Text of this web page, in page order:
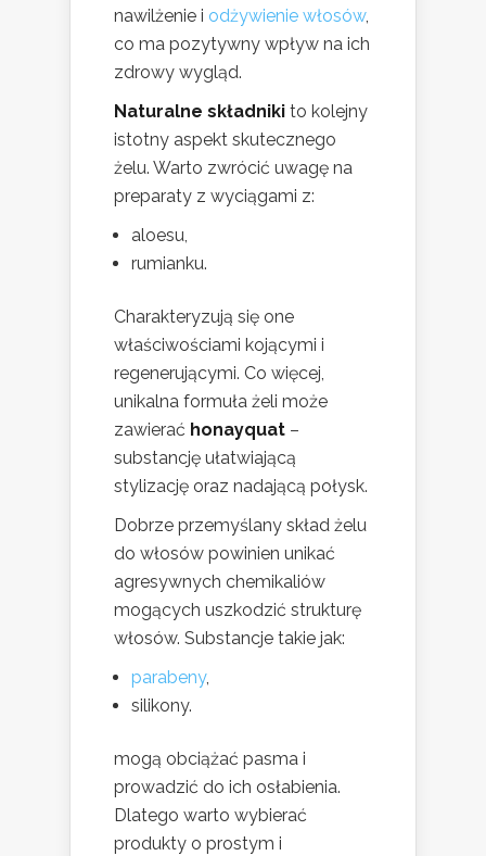
nawilżenie i odżywienie włosów,
co ma pozytywny wpływ na ich
zdrowy wygląd.
Naturalne składniki to kolejny
istotny aspekt skutecznego
żelu. Warto zwrócić uwagę na
preparaty z wyciągami z:
aloesu,
rumianku.
Charakteryzują się one
właściwościami kojącymi i
regenerującymi. Co więcej,
unikalna formuła żeli może
zawierać honayquat –
substancję ułatwiającą
stylizację oraz nadającą połysk.
Dobrze przemyślany skład żelu
do włosów powinien unikać
agresywnych chemikaliów
mogących uszkodzić strukturę
włosów. Substancje takie jak:
parabeny,
silikony.
mogą obciążać pasma i
prowadzić do ich osłabienia.
Dlatego warto wybierać
produkty o prostym i